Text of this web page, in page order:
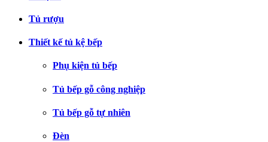
Tủ rượu
Thiết kế tủ kệ bếp
Phụ kiện tủ bếp
Tủ bếp gỗ công nghiệp
Tủ bếp gỗ tự nhiên
Đèn